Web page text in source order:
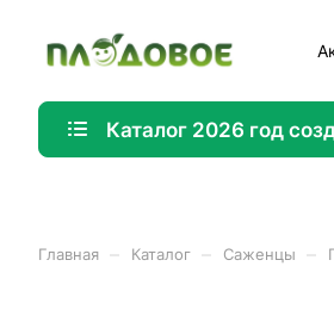
Каталог 2026 год
Главная Каталог Саженцы